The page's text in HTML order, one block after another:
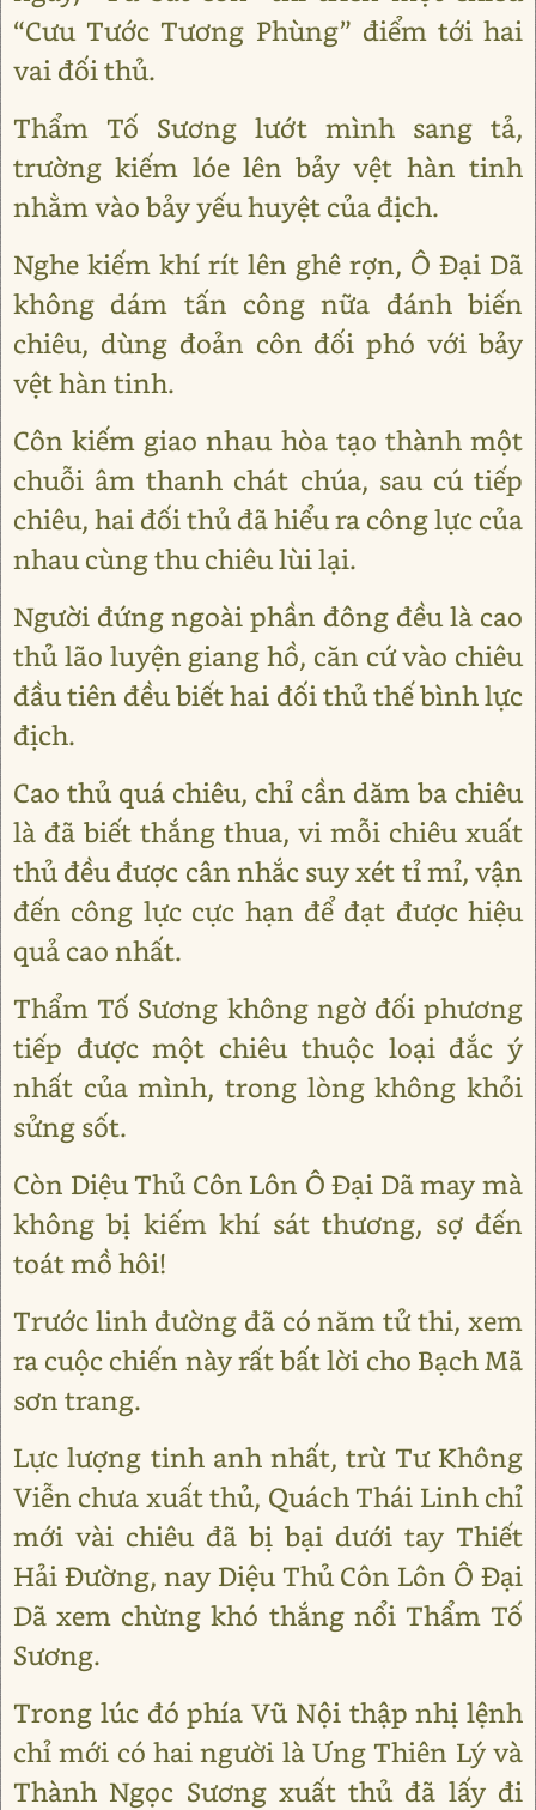
“Cưu Tước Tương Phùng” điểm tới hai
vai đối thủ.
Thẩm Tố Sương lướt mình sang tả,
trường kiếm lóe lên bảy vệt hàn tinh
nhằm vào bảy yếu huyệt của địch.
Nghe kiếm khí rít lên ghê rợn, Ô Đại Dã
không dám tấn công nữa đánh biến
chiêu, dùng đoản côn đối phó với bảy
vệt hàn tinh.
Côn kiếm giao nhau hòa tạo thành một
chuỗi âm thanh chát chúa, sau cú tiếp
chiêu, hai đối thủ đã hiểu ra công lực của
nhau cùng thu chiêu lùi lại.
Người đứng ngoài phần đông đều là cao
thủ lão luyện giang hồ, căn cứ vào chiêu
đầu tiên đều biết hai đối thủ thế bình lực
địch.
Cao thủ quá chiêu, chỉ cần dăm ba chiêu
là đã biết thắng thua, vi mỗi chiêu xuất
thủ đều được cân nhắc suy xét tỉ mỉ, vận
đến công lực cực hạn để đạt được hiệu
quả cao nhất.
Thẩm Tố Sương không ngờ đối phương
tiếp được một chiêu thuộc loại đắc ý
nhất của mình, trong lòng không khỏi
sửng sốt.
Còn Diệu Thủ Côn Lôn Ô Đại Dã may mà
không bị kiếm khí sát thương, sợ đến
toát mồ hôi!
Trước linh đường đã có năm tử thi, xem
ra cuộc chiến này rất bất lời cho Bạch Mã
sơn trang.
Lực lượng tinh anh nhất, trừ Tư Không
Viễn chưa xuất thủ, Quách Thái Linh chỉ
mới vài chiêu đã bị bại dưới tay Thiết
Hải Đường, nay Diệu Thủ Côn Lôn Ô Đại
Dã xem chừng khó thắng nổi Thẩm Tố
Sương.
Trong lúc đó phía Vũ Nội thập nhị lệnh
chỉ mới có hai người là Ưng Thiên Lý và
Thành Ngọc Sương xuất thủ đã lấy đi